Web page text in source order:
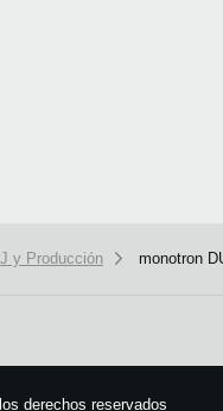
y Producción monotron
derechos reservados